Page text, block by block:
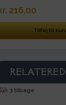
216,00
Tilføj til
3 tilbage